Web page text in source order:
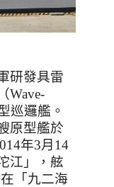
研發具雷
Wave-
巡邏艦。
原型艦於
年3月 14
江」，舷
「九二海